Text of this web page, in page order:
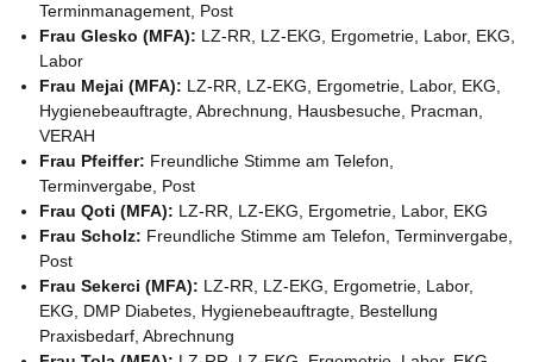
Terminmanagement, Post
Frau Glesko (MFA): LZ-RR, LZ-EKG, Ergometrie, Labor, EKG,
Labor
Frau Mejai (MFA): LZ-RR, LZ-EKG, Ergometrie, Labor, EKG,
Hygienebeauftragte, Abrechnung, Hausbesuche, Pracman,
VERAH
Frau Pfeiffer: Freundliche Stimme am Telefon,
Terminvergabe, Post
Frau Qoti (MFA): LZ-RR, LZ-EKG, Ergometrie, Labor, EKG
Frau Scholz: Freundliche Stimme am Telefon, Terminvergabe,
Post
Frau Sekerci (MFA): LZ-RR, LZ-EKG, Ergometrie, Labor,
EKG, DMP Diabetes, Hygienebeauftragte, Bestellung
Praxisbedarf, Abrechnung